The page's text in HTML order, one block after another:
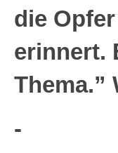
die
erinnert.
Thema.”
-